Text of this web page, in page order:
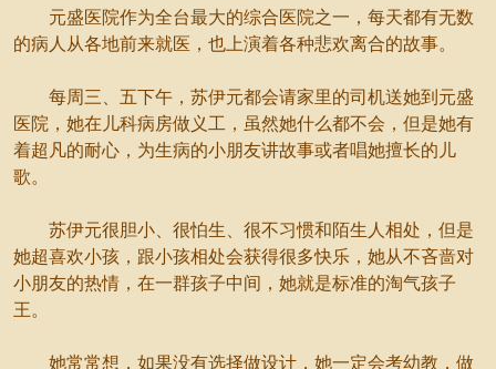
元盛医院作为全台最大的综合医院之一，每天都有无数
的病人从各地前来就医，也上演着各种悲欢离合的故事。
每周三、五下午，苏伊元都会请家里的司机送她到元盛
医院，她在儿科病房做义工，虽然她什么都不会，但是她有
着超凡的耐心，为生病的小朋友讲故事或者唱她擅长的儿
歌。
苏伊元很胆小、很怕生、很不习惯和陌生人相处，但是
她超喜欢小孩，跟小孩相处会获得很多快乐，她从不吝啬对
小朋友的热情，在一群孩子中间，她就是标准的淘气孩子
王。
她常常想，如果没有选择做设计，她一定会考幼教，做